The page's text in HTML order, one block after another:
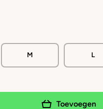
M L
Toevoegen